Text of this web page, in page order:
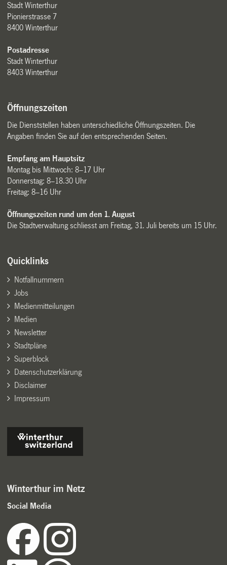
Stadt Winterthur
Pionierstrasse 7
8400 Winterthur
Postadresse
Stadt Winterthur
8403 Winterthur
Öffnungszeiten
Die Dienststellen haben unterschiedliche Öffnungszeiten. Die
Angaben finden Sie auf den entsprechenden Seiten.
Empfang am Hauptsitz
Montag bis Mittwoch: 8–17 Uhr
Donnerstag: 8–18.30 Uhr
Freitag: 8–16 Uhr
Öffnungszeiten rund um den 1. August
Die Stadtverwaltung schliesst am Freitag, 31. Juli bereits um 15 Uhr.
Quicklinks
Notfallnummern
Jobs
Medienmitteilungen
Medien
Newsletter
Stadtpläne
Superblock
Datenschutzerklärung
Disclaimer
Impressum
Winterthur im Netz
Social Media